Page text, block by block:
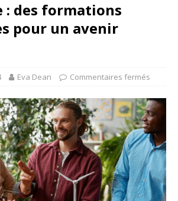
: des formations
pour un avenir
Eva Dean Commentaires fermés